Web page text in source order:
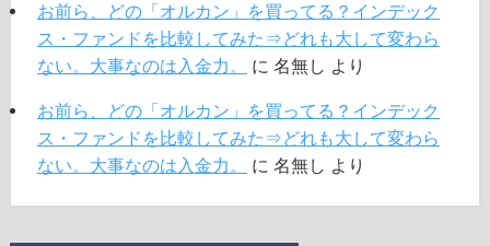
お前ら、どの「オルカン」を買ってる？インデック
ス・ファンドを比較してみた⇒どれも大して変わら
ない。大事なのは入金力。
に 名無し より
お前ら、どの「オルカン」を買ってる？インデック
ス・ファンドを比較してみた⇒どれも大して変わら
ない。大事なのは入金力。
に 名無し より